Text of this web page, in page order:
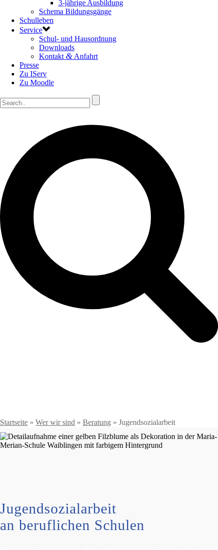
3-jährige Ausbildung
Schema Bildungsgänge
Schulleben
Service
Schul- und Hausordnung
Downloads
Kontakt & Anfahrt
Presse
Zu IServ
Zu Moodle
Startseite » Wer wir sind » Beratung » Jugendsozialarbeit
Jugend­so­zi­al­ar­beit
an beruf­li­chen Schulen